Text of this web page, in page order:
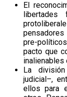
El
libertades
pre-
pacto que
inalienables
La
judicial–,
ellos para